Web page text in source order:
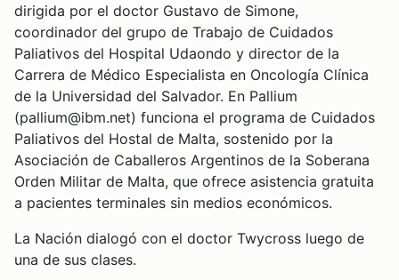
dirigida por el doctor Gustavo de Simone,
coordinador del grupo de Trabajo de Cuidados
Paliativos del Hospital Udaondo y director de la
Carrera de Médico Especialista en Oncología Clínica
de la Universidad del Salvador. En Pallium
(pallium@ibm.net) funciona el programa de Cuidados
Paliativos del Hostal de Malta, sostenido por la
Asociación de Caballeros Argentinos de la Soberana
Orden Militar de Malta, que ofrece asistencia gratuita
a pacientes terminales sin medios económicos.
La Nación dialogó con el doctor Twycross luego de
una de sus clases.